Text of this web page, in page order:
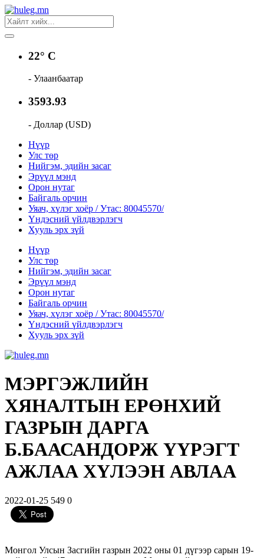
22° C
- Улаанбаатар
3593.93
- Доллар (USD)
Нүүр
Улс төр
Нийгэм, эдийн засаг
Эрүүл мэнд
Орон нутаг
Байгаль орчин
Уяач, хүлэг хоёр / Утас: 80045570/
Үндэсний үйлдвэрлэгч
Хууль эрх зүй
Нүүр
Улс төр
Нийгэм, эдийн засаг
Эрүүл мэнд
Орон нутаг
Байгаль орчин
Уяач, хүлэг хоёр / Утас: 80045570/
Үндэсний үйлдвэрлэгч
Хууль эрх зүй
МЭРГЭЖЛИЙН
ХЯНАЛТЫН ЕРӨНХИЙ
ГАЗРЫН ДАРГА
Б.БААСАНДОРЖ ҮҮРЭГТ
АЖЛАА ХҮЛЭЭН АВЛАА
2022-01-25 549 0
Монгол Улсын Засгийн газрын 2022 оны 01 дүгээр сарын 19-